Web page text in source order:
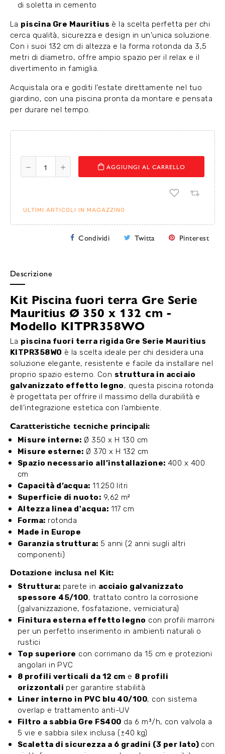
di soletta in cemento
La piscina Gre Mauritius è la scelta perfetta per chi
cerca qualità, sicurezza e design in un'unica soluzione.
Con i suoi 132 cm di altezza e la forma rotonda da 3,5
metri di diametro, offre ampio spazio per il relax e il
divertimento in famiglia.
Acquistala ora e goditi l’estate direttamente nel tuo
giardino, con una piscina pronta da montare e pensata
per durare nel tempo.
AGGIUNGI AL CARRELLO
ULTIMI ARTICOLI IN MAGAZZINO
Condividi Twitta Pinterest
Descrizione
Kit Piscina fuori terra Gre Serie
Mauritius Ø 350 x 132 cm -
Modello KITPR358WO
La piscina fuori terra rigida Gre Serie Mauritius
KITPR358WO è la scelta ideale per chi desidera una
soluzione elegante, resistente e facile da installare nel
proprio spazio esterno. Con struttura in acciaio
galvanizzato effetto legno, questa piscina rotonda
è progettata per offrire il massimo della durabilità e
dell’integrazione estetica con l’ambiente.
Caratteristiche tecniche principali:
Misure interne: Ø 350 x H 130 cm
Misure esterne: Ø 370 x H 132 cm
Spazio necessario all’installazione: 400 x 400
cm
Capacità d’acqua: 11.250 litri
Superficie di nuoto: 9,62 m²
Altezza linea d'acqua: 117 cm
Forma: rotonda
Made in Europe
Garanzia struttura: 5 anni (2 anni sugli altri
componenti)
Dotazione inclusa nel Kit:
Struttura: parete in acciaio galvanizzato
spessore 45/100, trattato contro la corrosione
(galvanizzazione, fosfatazione, verniciatura)
Finitura esterna effetto legno con profili marroni
per un perfetto inserimento in ambienti naturali o
rustici
Top superiore con corrimano da 15 cm e protezioni
angolari in PVC
8 profili verticali da 12 cm e 8 profili
orizzontali per garantire stabilità
Liner interno in PVC blu 40/100, con sistema
overlap e trattamento anti-UV
Filtro a sabbia Gre FS400 da 6 m³/h, con valvola a
5 vie e sabbia silex inclusa (±40 kg)
Scaletta di sicurezza a 6 gradini (3 per lato) con